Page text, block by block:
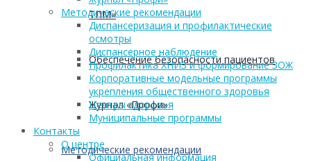
ТПМ»
Обеспечение безопасности пациентов
Журнал «Профи»
Методические рекомендации
Методические рекомендации
Диспансеризация и профилактические
осмотры
Диспансерное наблюдение
Профилактика ХНИЗ и формирование ЗОЖ
Корпоративные модельные программы
укрепления общественного здоровья
Центры здоровья
Муниципальные программы
Контакты
О центре
Официальная информация